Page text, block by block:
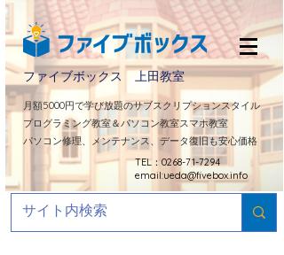
ファイブボックス 上田教室
​月額5000円で学び放題のサブスクリプションスタイル
プログラミング教室＆パソコン教室スマホ教室
パソコン修理、メンテナンス、データ復旧も安心価格
TEL：0268-71-7294
email:ueda@fivebox.info